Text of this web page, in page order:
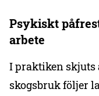
Psykiskt
arbete
I praktiken skjuts
skogsbruk följer